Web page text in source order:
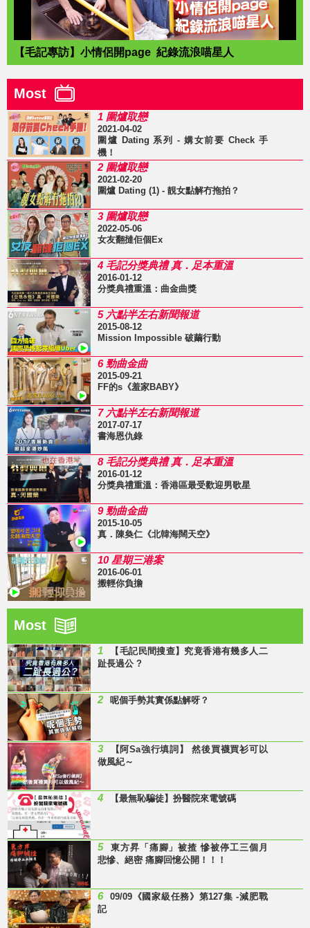
【毛記專訪】小情侶開page 紀錄流浪喵星人
Most
1 圍爐取戀
2021-04-02
圍爐 Dating 系列 - 媾女前要 Check 手
機！
2 圍爐取戀
2021-02-20
圍爐 Dating (1) - 靚女點解冇拖拍？
3 圍爐取戀
2022-05-06
女友翻撻佢個Ex
4 毛記分獎典禮 真．足本重溫
2016-01-12
分獎典禮重溫：曲金曲獎
5 六點半左右新聞報道
2015-08-12
Mission Impossible 破繭行動
6 勁曲金曲
2015-09-21
FF的s《羞家BABY》
7 六點半左右新聞報道
2017-07-17
書海恩仇錄
8 毛記分獎典禮 真．足本重溫
2016-01-12
分獎典禮重溫：香港區最受歡迎男歌星
9 勁曲金曲
2015-10-05
真．陳奐仁《北韓海闊天空》
10 星期三港案
2016-06-01
搬輕你負擔
Most
1
【毛記民間搜查】究竟香港有幾多人二
趾長過公 ?
2 呢個手勢其實係點解呀？
3
【阿Sa強行填詞】 然後買襪買衫可以
做風紀～
4 【最無恥騙徒】扮醫院來電號碼
5
東方昇「痛腳」被揸 慘被停工三個月
悲慘、絕密 痛腳回憶公開！！！
6
09/09《國家級任務》第127集 -減肥戰
記